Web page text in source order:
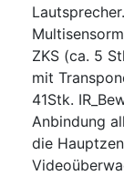
ZKS (ca. 5
mit
41Stk.
Anbindung
die